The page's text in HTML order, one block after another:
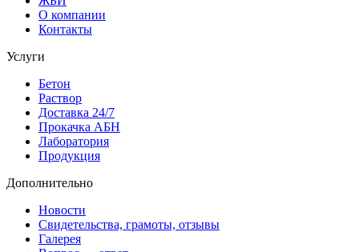
О компании
Контакты
Услуги
Бетон
Раствор
Доставка 24/7
Прокачка АБН
Лаборатория
Продукция
Дополнительно
Новости
Свидетельства, грамоты, отзывы
Галерея